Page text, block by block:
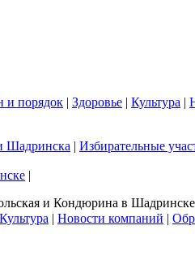
и порядок | Здоровье | Культура |
Шадринска | Избирательные
|
и Кондюрина в Шадринске
Культура | Новости компаний |